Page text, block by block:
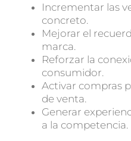
Incrementar las
concreto.
Mejorar el
marca.
Reforzar la
consumidor.
Activar compras
de venta.
Generar
a la competencia.